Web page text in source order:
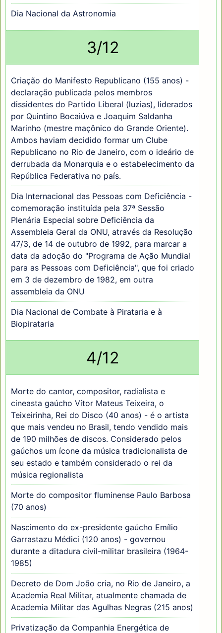
Dia Nacional da Astronomia
3/12
Criação do Manifesto Republicano (155 anos) -
declaração publicada pelos membros
dissidentes do Partido Liberal (luzias), liderados
por Quintino Bocaiúva e Joaquim Saldanha
Marinho (mestre maçônico do Grande Oriente).
Ambos haviam decidido formar um Clube
Republicano no Rio de Janeiro, com o ideário de
derrubada da Monarquia e o estabelecimento da
República Federativa no país.
Dia Internacional das Pessoas com Deficiência -
comemoração instituída pela 37ª Sessão
Plenária Especial sobre Deficiência da
Assembleia Geral da ONU, através da Resolução
47/3, de 14 de outubro de 1992, para marcar a
data da adoção do "Programa de Ação Mundial
para as Pessoas com Deficiência", que foi criado
em 3 de dezembro de 1982, em outra
assembleia da ONU
Dia Nacional de Combate à Pirataria e à
Biopirataria
4/12
Morte do cantor, compositor, radialista e
cineasta gaúcho Vítor Mateus Teixeira, o
Teixeirinha, Rei do Disco (40 anos) - é o artista
que mais vendeu no Brasil, tendo vendido mais
de 190 milhões de discos. Considerado pelos
gaúchos um ícone da música tradicionalista de
seu estado e também considerado o rei da
música regionalista
Morte do compositor fluminense Paulo Barbosa
(70 anos)
Nascimento do ex-presidente gaúcho Emílio
Garrastazu Médici (120 anos) - governou
durante a ditadura civil-militar brasileira (1964-
1985)
Decreto de Dom João cria, no Rio de Janeiro, a
Academia Real Militar, atualmente chamada de
Academia Militar das Agulhas Negras (215 anos)
Privatização da Companhia Energética de